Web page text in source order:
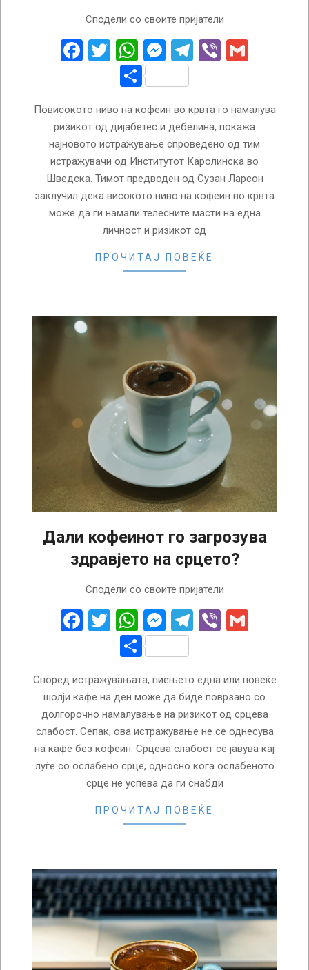
Сподели со своите пријатели
Facebook
TwitterWhatsApp
Messenger
Telegram
Viber
Share
Повисокото ниво на кофеин во крвта го намалува
ризикот од дијабетес и дебелина, покажа
најновото истражување спроведено од тим
истражувачи од Институтот Каролинска во
Шведска. Тимот предводен од Сузан Ларсон
заклучил дека високото ниво на кофеин во крвта
може да ги намали телесните масти на една
личност и ризикот од
ПРОЧИТАЈ ПОВЕЌЕ
Дали кофеинот го загрозува
здравјето на срцето?
Сподели со своите пријатели
Facebook
Twitter
WhatsApp
Messenger
Telegram
Viber
Share
Според истражувањата, пиењето една или повеќе
шолји кафе на ден може да биде поврзано со
долгорочно намалување на ризикот од срцева
слабост. Сепак, ова истражување не се однесува
на кафе без кофеин. Срцева слабост се јавува кај
луѓе со ослабено срце, односно кога ослабеното
срце не успева да ги снабди
ПРОЧИТАЈ ПОВЕЌЕ